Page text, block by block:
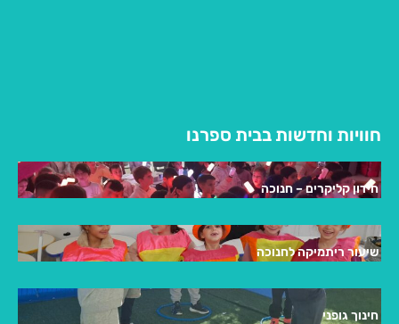
חוויות וחדשות בבית ספרנו
חידון קליקרים – חנוכה
שיעור ריתמיקה לחנוכה
חינוך גופני